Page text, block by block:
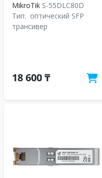
MikroTik S-55DLC80D
Тип: оптический SFP
трансивер
18 600 ₸